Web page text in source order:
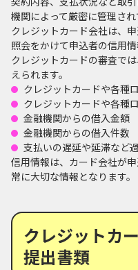
機関によって厳密に管理され
クレジットカード会社は、
照会をかけて申込者の信用情
クレジットカードの審査で
えられます。
クレジットカードや各種
クレジットカードや各種
金融機関からの借入金額
金融機関からの借入件数
支払いの遅延や延滞など
信用情報は、カード会社が
常に大切な情報となります。
クレジットカ
提出書類